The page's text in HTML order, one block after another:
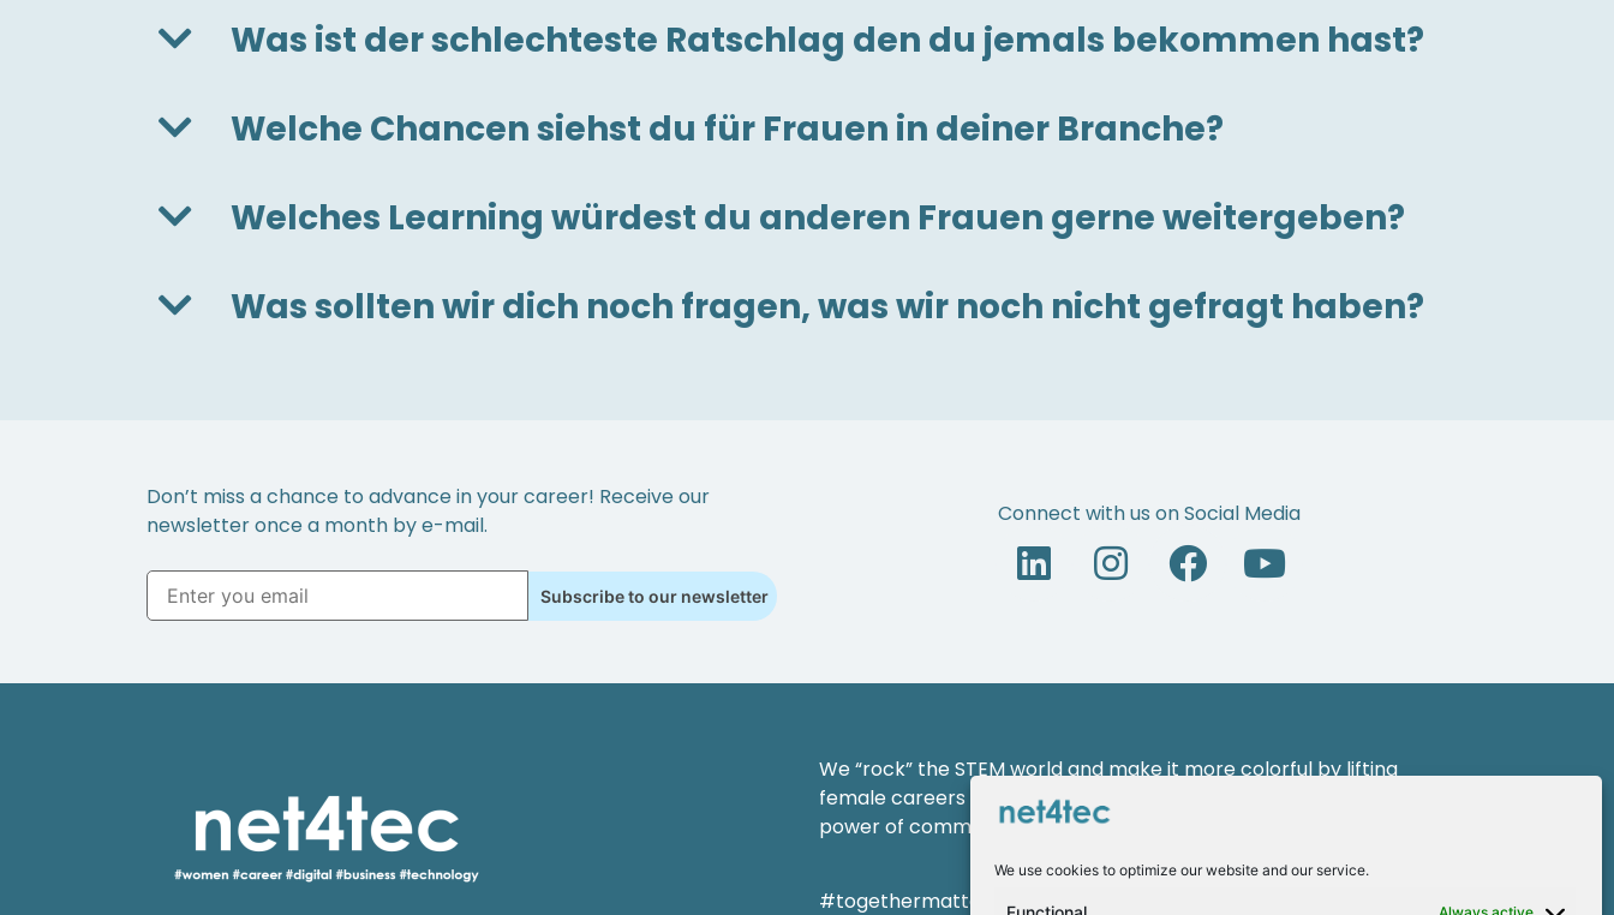
We use cookies to optimize our website and our service.
Always active
Was ist der schlechteste Ratschlag den du jemals bekommen hast?
Welche Chancen siehst du für Frauen in deiner Branche?
Welches Learning würdest du anderen Frauen gerne weitergeben?
Was sollten wir dich noch fragen, was wir noch nicht gefragt haben?
Don’t miss a chance to advance in your career! Receive our
newsletter once a month by e-mail.
Subscribe to our newsletter
Connect with us on Social Media
We “rock” the STEM world and make it more colorful by lifting
female careers and shaping a new face of leadership with the
power of community.
#togethermatterss